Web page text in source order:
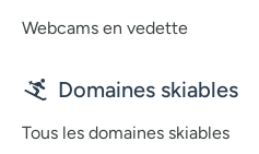
Webcams en vedette
Domaines skiables
Tous les domaines skiables